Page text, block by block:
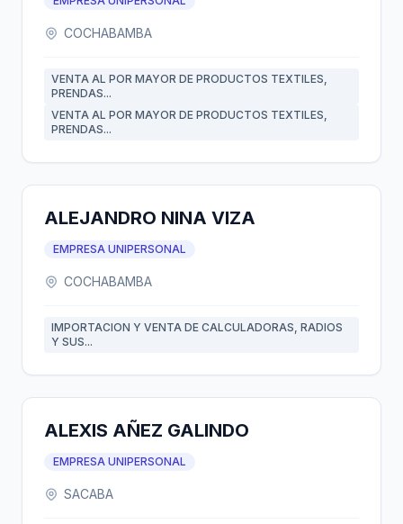
COCHABAMBA
VENTA AL POR MAYOR DE PRODUCTOS TEXTILES,
PRENDAS...
VENTA AL POR MAYOR DE PRODUCTOS TEXTILES,
PRENDAS...
ALEJANDRO NINA VIZA
EMPRESA UNIPERSONAL
COCHABAMBA
IMPORTACION Y VENTA DE CALCULADORAS, RADIOS
Y SUS...
ALEXIS AÑEZ GALINDO
EMPRESA UNIPERSONAL
SACABA